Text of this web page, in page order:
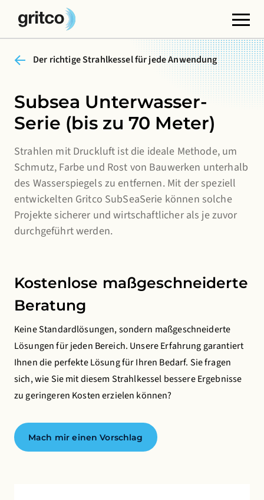
Der richtige Strahlkessel für jede Anwendung
Subsea Unterwasser-
Serie (bis zu 70 Meter)
Strahlen mit Druckluft ist die ideale Methode, um
Schmutz, Farbe und Rost von Bauwerken unterhalb
des Wasserspiegels zu entfernen. Mit der speziell
entwickelten Gritco SubSeaSerie können solche
Projekte sicherer und wirtschaftlicher als je zuvor
durchgeführt werden.
Kostenlose maßgeschneiderte
Beratung
Keine Standardlösungen, sondern maßgeschneiderte
Lösungen für jeden Bereich. Unsere Erfahrung garantiert
Ihnen die perfekte Lösung für Ihren Bedarf. Sie fragen
sich, wie Sie mit diesem Strahlkessel bessere Ergebnisse
zu geringeren Kosten erzielen können?
Mach mir einen Vorschlag
Funktionale Cookies
Diese Cookies sind für das korrekte Funktionieren
der Website erforderlich. Bitte beachten Sie, dass Sie
diese nicht abschalten können.
Cookies von Dritten
Diese Cookies ermöglichen die Einbettung von
Inhalten von Websites Dritter, wie YouTube oder
Vimeo. Die Deaktivierung dieser Cookies kann dazu
führen, dass einige Funktionen der Website nicht
mehr zur Verfügung stehen.
überwachen und verbessern sowie eine anonyme
Analyse der Nutzererfahrung durchführen
Dies ermöglicht es uns, Ihnen relevante Werbung auf
Websites und Apps von Drittanbietern wie Facebook
und Instagram zu präsentieren.
Die Deaktivierung bestimmter Cookies kann
dazu führen, dass damit verbundene Funktionen
nicht mehr richtig funktionieren. Sie können Ihre
Einstellungen jederzeit ändern.